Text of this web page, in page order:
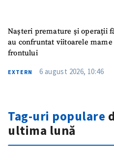
Nașteri premature și operații
au confruntat viitoarele
frontului
EXTERN 6 august 2026, 10:46
Tag-uri populare
ultima lună